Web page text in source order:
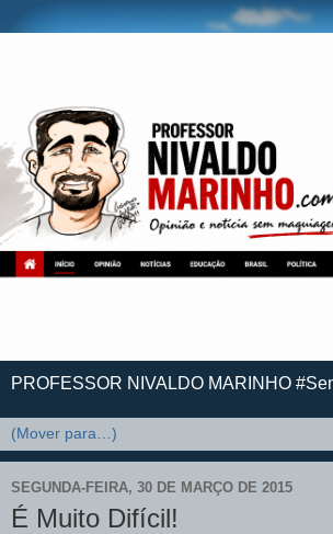
PROFESSOR NIVALDO MARINHO
SEGUNDA-FEIRA, 30 DE MARÇO DE 2015
É Muito Difícil!